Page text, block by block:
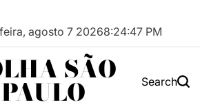
agosto 7 20268:24:48 PM
SÃO
PAULO Search